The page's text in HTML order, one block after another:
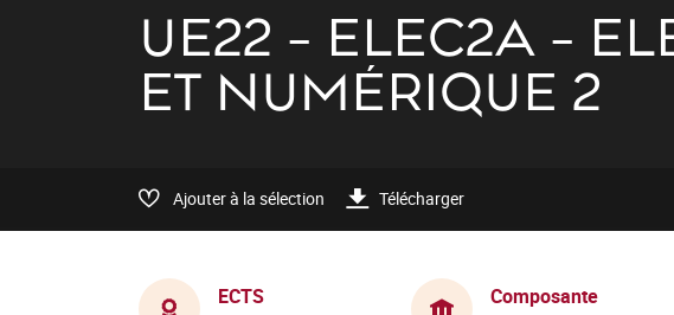
UE22 - ELEC2A -
ET NUMÉRIQUE 2
Ajouter à la sélection Télécharger
ECTS Composante